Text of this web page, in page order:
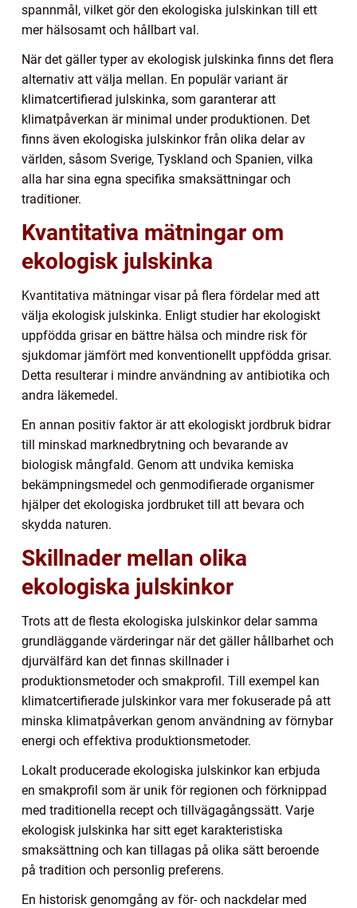
spannmål, vilket gör den ekologiska julskinkan till ett
mer hälsosamt och hållbart val.
När det gäller typer av ekologisk julskinka finns det flera
alternativ att välja mellan. En populär variant är
klimatcertifierad julskinka, som garanterar att
klimatpåverkan är minimal under produktionen. Det
finns även ekologiska julskinkor från olika delar av
världen, såsom Sverige, Tyskland och Spanien, vilka
alla har sina egna specifika smaksättningar och
traditioner.
Kvantitativa mätningar om
ekologisk julskinka
Kvantitativa mätningar visar på flera fördelar med att
välja ekologisk julskinka. Enligt studier har ekologiskt
uppfödda grisar en bättre hälsa och mindre risk för
sjukdomar jämfört med konventionellt uppfödda grisar.
Detta resulterar i mindre användning av antibiotika och
andra läkemedel.
En annan positiv faktor är att ekologiskt jordbruk bidrar
till minskad marknedbrytning och bevarande av
biologisk mångfald. Genom att undvika kemiska
bekämpningsmedel och genmodifierade organismer
hjälper det ekologiska jordbruket till att bevara och
skydda naturen.
Skillnader mellan olika
ekologiska julskinkor
Trots att de flesta ekologiska julskinkor delar samma
grundläggande värderingar när det gäller hållbarhet och
djurvälfärd kan det finnas skillnader i
produktionsmetoder och smakprofil. Till exempel kan
klimatcertifierade julskinkor vara mer fokuserade på att
minska klimatpåverkan genom användning av förnybar
energi och effektiva produktionsmetoder.
Lokalt producerade ekologiska julskinkor kan erbjuda
en smakprofil som är unik för regionen och förknippad
med traditionella recept och tillvägagångssätt. Varje
ekologisk julskinka har sitt eget karakteristiska
smaksättning och kan tillagas på olika sätt beroende
på tradition och personlig preferens.
En historisk genomgång av för- och nackdelar med